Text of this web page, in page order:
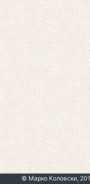
© Марко Коловски,